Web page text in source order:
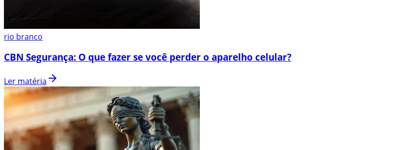
rio branco
CBN Segurança: O que fazer se você perder o aparelho celular?
Ler matéria